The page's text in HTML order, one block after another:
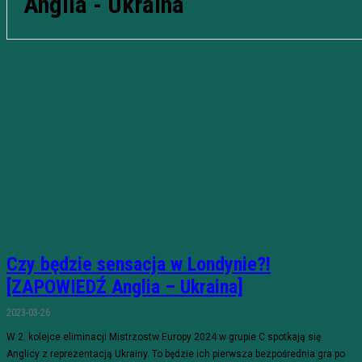
Czy będzie sensacja w Londynie?!
[ZAPOWIEDŹ Anglia – Ukraina]
2023-03-26
W 2. kolejce eliminacji Mistrzostw Europy 2024 w grupie C spotkają się
Anglicy z reprezentacją Ukrainy. To będzie ich pierwsza bezpośrednia gra po